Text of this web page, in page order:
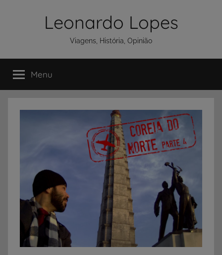
Leonardo Lopes
Viagens, História, Opinião
Menu